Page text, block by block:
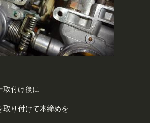
取付け後に
取り付けて本締めを